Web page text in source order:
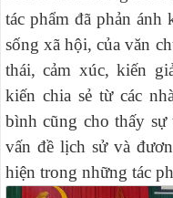
tác phẩm đã phản ánh
sống xã hội, của văn
thái, cảm xúc, kiến
kiến chia sẻ từ các
bình cũng cho thấy
vấn đề lịch sử và
hiện trong những tác